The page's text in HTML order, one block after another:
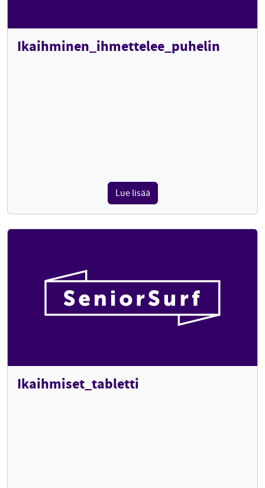
Ikaihminen_ihmettelee_puhelin
Lue lisää
Ikaihmiset_tabletti